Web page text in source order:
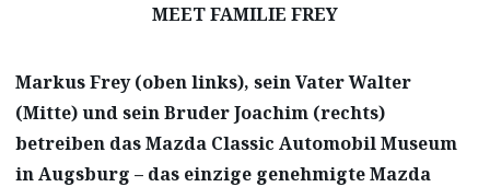
MEET FAMILIE FREY
Markus Frey (oben links), sein Vater Walter
(Mitte) und sein Bruder Joachim (rechts)
betreiben das Mazda Classic Automobil Museum
in Augsburg – das einzige genehmigte Mazda